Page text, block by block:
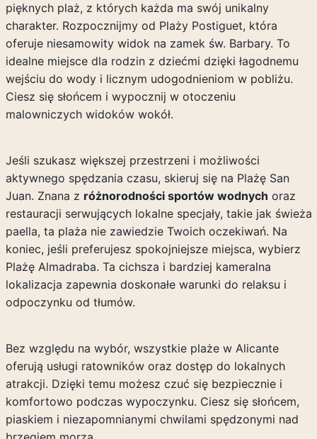
pięknych plaż, z których każda ma swój unikalny
charakter. Rozpocznijmy od Plaży Postiguet, która
oferuje niesamowity widok na zamek św. Barbary. To
idealne miejsce dla rodzin z dziećmi dzięki łagodnemu
wejściu do wody i licznym udogodnieniom w pobliżu.
Ciesz się słońcem i wypocznij w otoczeniu
malowniczych widoków wokół.
Jeśli szukasz większej przestrzeni i możliwości
aktywnego spędzania czasu, skieruj się na Plażę San
Juan. Znana z różnorodności sportów wodnych oraz
restauracji serwujących lokalne specjały, takie jak świeża
paella, ta plaża nie zawiedzie Twoich oczekiwań. Na
koniec, jeśli preferujesz spokojniejsze miejsca, wybierz
Plażę Almadraba. Ta cichsza i bardziej kameralna
lokalizacja zapewnia doskonałe warunki do relaksu i
odpoczynku od tłumów.
Bez względu na wybór, wszystkie plaże w Alicante
oferują usługi ratowników oraz dostęp do lokalnych
atrakcji. Dzięki temu możesz czuć się bezpiecznie i
komfortowo podczas wypoczynku. Ciesz się słońcem,
piaskiem i niezapomnianymi chwilami spędzonymi nad